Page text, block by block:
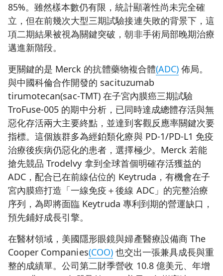
85%。雖然樣本數仍有限，統計顯著性尚未完全確
立，但在前幾次大型三期試驗接連失敗的背景下，這
項二期結果被視為關鍵突破，朝非手術局部晚期治療
邁進新階段。
更關鍵的是 Merck 的抗體藥物複合體(ADC)佈局。
與中國科倫合作開發的 sacituzumab
tirumotecan(sac‑TMT) 在子宮內膜癌三期試驗
TroFuse‑005 的期中分析，已同時達成總體存活與無
惡化存活兩大主要終點，並達到客觀反應率關鍵次要
指標。這個族群多為經鉑類化療與 PD‑1/PD‑L1 免疫
治療後疾病仍惡化的患者，選擇極少。Merck 若能
搶先競品 Trodelvy 拿到全球首個明確存活獲益的
ADC，配合已在前線佔位的 Keytruda，有機會在子
宮內膜癌打造「一線免疫＋後線 ADC」的完整治療
序列，為即將面臨 Keytruda 專利到期的營運缺口，
預先鋪好成長引擎。
在醫材領域，美國隱形眼鏡與婦產醫療設備商 The
Cooper Companies(COO)也交出一張兼具成長與重
整的成績單。公司第二財季營收 10.8 億美元、年增